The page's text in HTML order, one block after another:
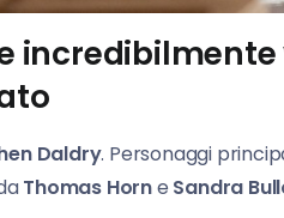
Daldry. Personaggi
Thomas Horne Sandra